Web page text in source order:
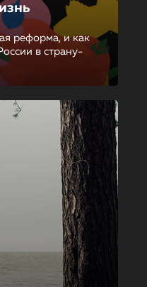
реформа, и как
в страну-